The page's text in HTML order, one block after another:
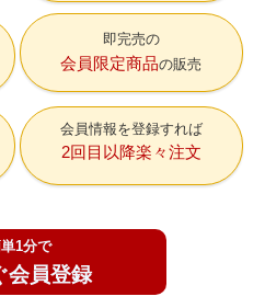
即完売の
会員限定商品の販売
会員情報を登録すれば
2回目以降楽々注文
1分で
会員登録